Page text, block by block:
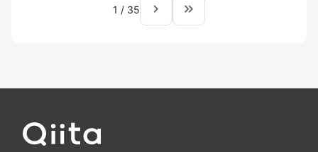
1 / 35 navigate_next keyboard_double_arrow_right